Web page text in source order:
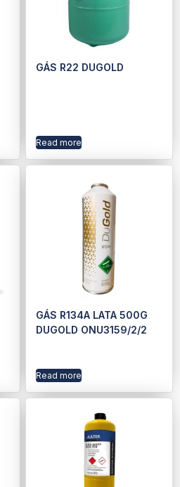
GÁS R22 DUGOLD
Read more
GÁS R134A LATA 500G
DUGOLD ONU3159/2/2
Read more